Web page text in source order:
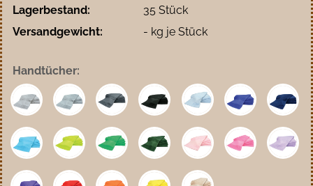
Lagerbestand: 35 Stück
Versandgewicht:
- kg je Stück
Handtücher: